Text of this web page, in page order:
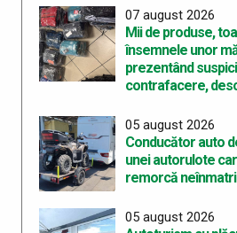
07 august 2026
Mii de produse,
însemnele unor
prezentând
contrafacere,
05 august 2026
Conducător auto
unei autorulote
remorcă
05 august 2026